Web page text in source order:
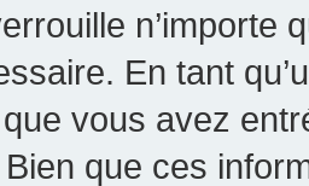
n’importe
En tant
vous avez
que ces